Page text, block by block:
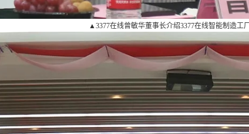
▲3377在线曾敏华董事长介绍3377在线智能制造工厂